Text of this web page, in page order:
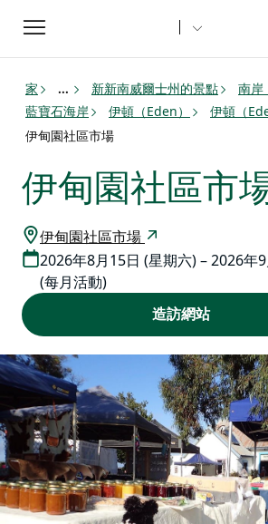
Toggle
navigation
家 ... 新新南威爾士州的景點
南岸
藍寶石海岸
伊頓（Eden）
伊頓（
伊甸園社區市場
伊甸園社區市
伊甸園社區市場
2026年8月15日 (星期六) – 2026年
(每月活動)
造訪網站